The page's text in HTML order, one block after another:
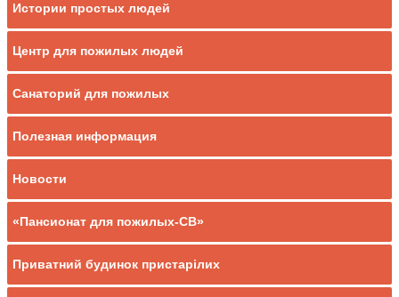
Истории простых людей
Центр для пожилых людей
Санаторий для пожилых
Полезная информация
Новости
«Пансионат для пожилых-СВ»
Приватний будинок пристарілих